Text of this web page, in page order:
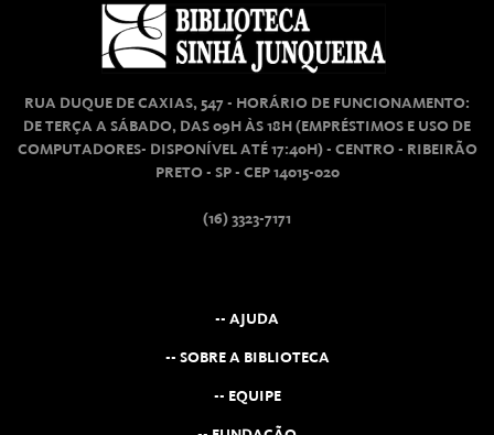
RUA DUQUE DE CAXIAS, 547 - HORÁRIO DE FUNCIONAMENTO:
DE TERÇA A SÁBADO, DAS 09H ÀS 18H (EMPRÉSTIMOS E USO DE
COMPUTADORES- DISPONÍVEL ATÉ 17:40H) - CENTRO - RIBEIRÃO
PRETO - SP - CEP 14015-020
(16) 3323-7171
-- AJUDA
-- SOBRE A BIBLIOTECA
-- EQUIPE